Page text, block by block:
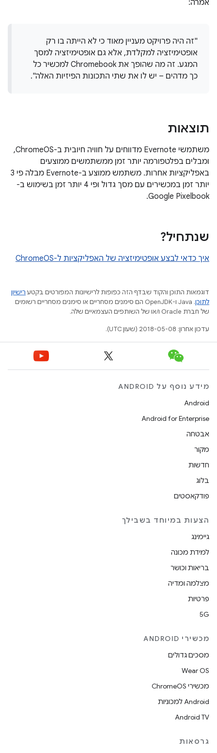
אמרה:
"זה היה פרויקט מעניין מאוד כי לא הייתה בו רק
אופטימיזציה למקלדת, אלא גם אופטימיזציה למסך
המגע. זה מה שהופך את Chromebook למכשיר כל
כך מדהים – יש לו את שתי התכונות הפיזיות האלה".
תוצאות
משתמשי Evernote מדווחים על חוויה חיובית ב-ChromeOS,
ומבלים בפלטפורמה יותר זמן ממשתמשים ממוצעים
באפליקציות אחרות. משתמש ממוצע ב-Evernote מבלה פי 3
יותר זמן במכשירים עם מסך גדול ופי 4 יותר זמן בשימוש ב-
Google Pixelbook.
שנתחיל?
איך כדאי לבצע אופטימיזציה של האפליקציות ל-ChromeOS
דוגמאות התוכן והקוד שבדף הזה כפופות לרישיונות המפורטים בקטע רישיון
לתוכן
.‏ Java ו-OpenJDK הם סימנים מסחריים או סימנים מסחריים רשומים
של חברת Oracle ו/או של השותפים העצמאיים שלה.
עדכון אחרון: 2018-05-08 (שעון UTC).
מידע נוסף על ANDROID
Android
Android for Enterprise
אבטחה
מקור
חדשות
בלוג
פודקאסטים
הצעות במיוחד בשבילך
גיימינג
למידת מכונה
בריאות וכושר
מצלמה ומדיה
פרטיות
5G
מכשירי ANDROID
מסכים גדולים
Wear OS
מכשירי ChromeOS
Android למכוניות
Android TV
גרסאות